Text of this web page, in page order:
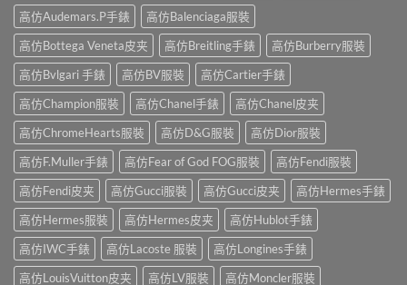
高仿Audemars.P手錶
高仿Balenciaga服裝
高仿Bottega Veneta皮夹
高仿Breitling手錶
高仿Burberry服裝
高仿Bvlgari 手錶
高仿BV服裝
高仿Cartier手錶
高仿Champion服裝
高仿Chanel手錶
高仿Chanel皮夹
高仿ChromeHearts服裝
高仿D&G服裝
高仿Dior服裝
高仿F.Muller手錶
高仿Fear of God FOG服裝
高仿Fendi服裝
高仿Fendi皮夹
高仿Gucci服裝 高仿Gucci皮夹
高仿Hermes手錶
高仿Hermes服裝
高仿Hermes皮夹
高仿Hublot手錶
高仿IWC手錶
高仿Lacoste 服裝
高仿Longines手錶
高仿LouisVuitton皮夹
高仿LV服裝
高仿Moncler服裝